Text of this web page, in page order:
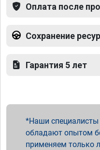
Оплата после
Сохранение
Гарантия 5 лет
Наши
обладают опытом
применяем только